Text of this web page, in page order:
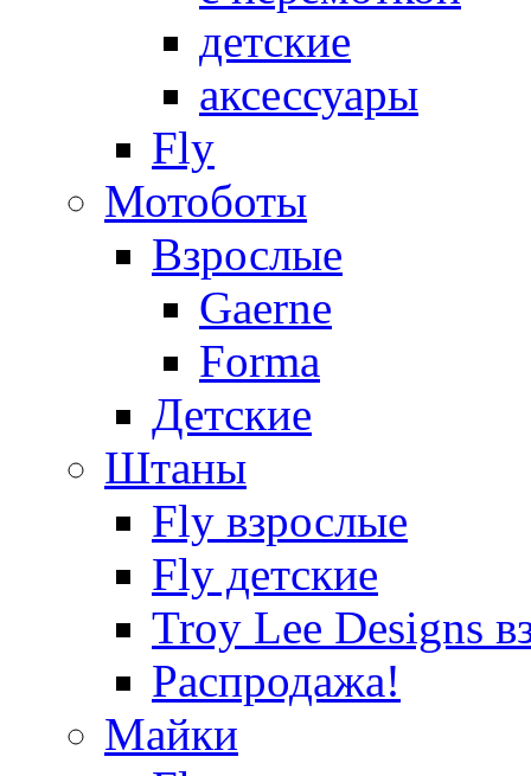
детские
аксессуары
Fly
Мотоботы
Взрослые
Gaerne
Forma
Детские
Штаны
Fly взрослые
Fly детские
Troy Lee Designs
Распродажа!
Майки